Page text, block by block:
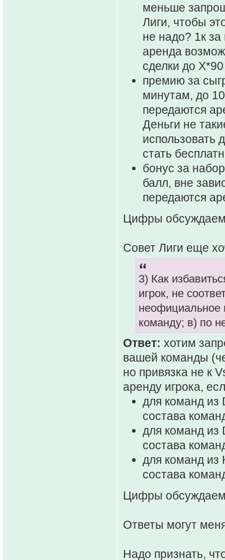
меньше
Лиги, чтобы
не надо? 1к
аренда
сделки до
премию за
минутам, до
передаются
Деньги не
использовать
стать
бонус за
балл, вне
передаются
Цифры
Совет Лиги еще
3) Как
игрок, не
неофициальное
команду; в) по
Ответ: хотим
вашей команды
но привязка не к
аренду игрока,
для команд из
состава
для команд из
состава
для команд из
состава
Цифры
Ответы могут
Надо признать,